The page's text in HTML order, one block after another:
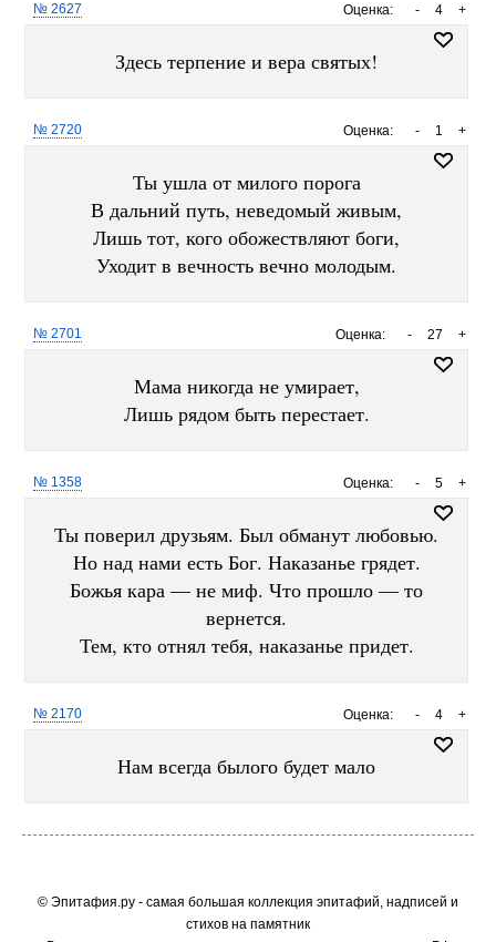
Оценка: +
4
-
№ 2627
Здесь терпение и вера святых!
Оценка: +
1
-
№ 2720
Ты ушла от милого порога
В дальний путь, неведомый живым,
Лишь тот, кого обожествляют боги,
Уходит в вечность вечно молодым.
Оценка: +
27
-
№ 2701
Мама никогда не умирает,
Лишь рядом быть перестает.
Оценка: +
5
-
№ 1358
Ты поверил друзьям. Был обманут любовью.
Но над нами есть Бог. Наказанье грядет.
Божья кара — не миф. Что прошло — то
вернется.
Тем, кто отнял тебя, наказанье придет.
Оценка: +
4
-
№ 2170
Нам всегда былого будет мало
© Эпитафия.ру - самая большая коллекция эпитафий, надписей и
стихов на памятник